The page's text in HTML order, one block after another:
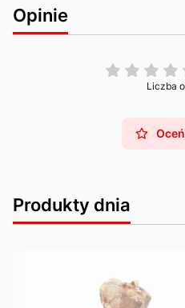
Opinie
Liczba
Produkty dnia